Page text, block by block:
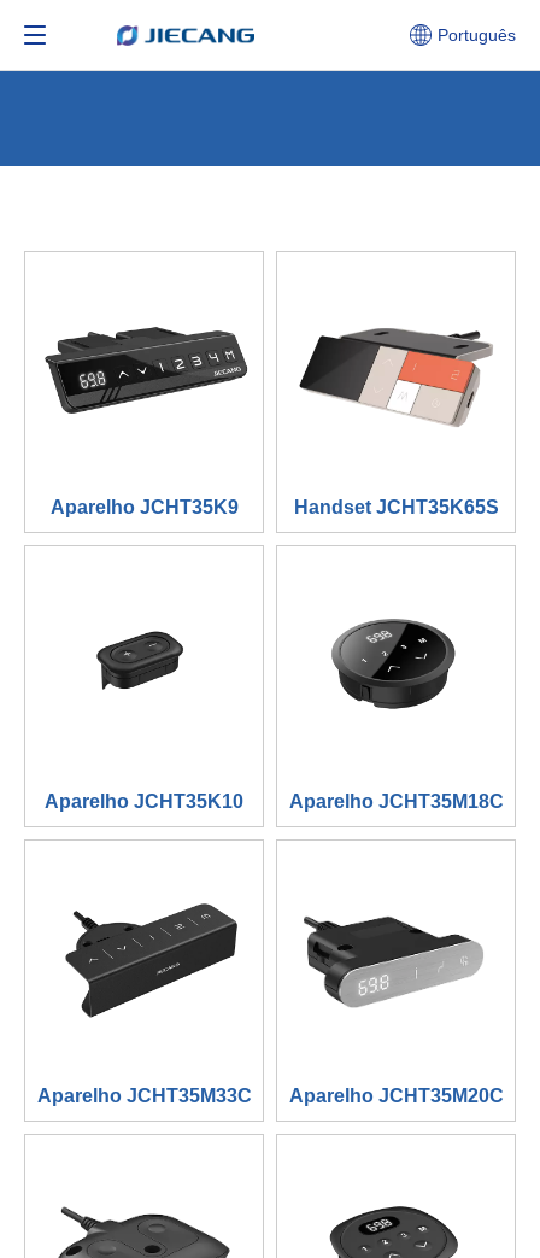
Português
Aparelho JCHT35K9 Handset JCHT35K65S
Aparelho JCHT35K10 Aparelho JCHT35M18C
Aparelho JCHT35M33C Aparelho JCHT35M20C